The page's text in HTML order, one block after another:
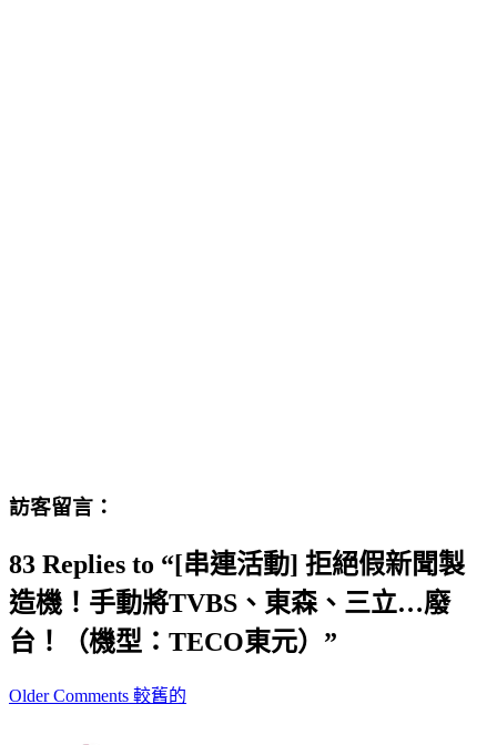
訪客留言：
83 Replies to “[串連活動] 拒絕假新聞製
造機！手動將TVBS、東森、三立…廢
台！（機型：TECO東元）”
Comment
Older Comments 較舊的